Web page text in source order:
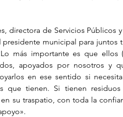
directora de Servicios Públicos
municipal para juntos
más importante es que ellos
apoyados por nosotros y
en ese sentido si
que tienen. Si tienen
su traspatio, con toda la